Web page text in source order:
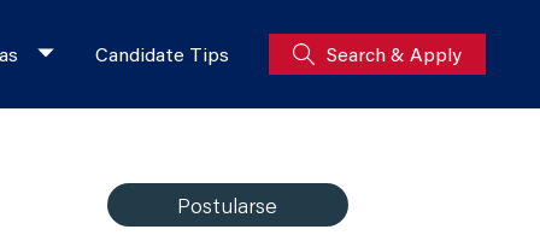
Candidate Tips Search & Apply
Postularse